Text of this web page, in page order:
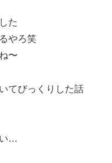
た
やろ笑
〜
てびっくりした話
…